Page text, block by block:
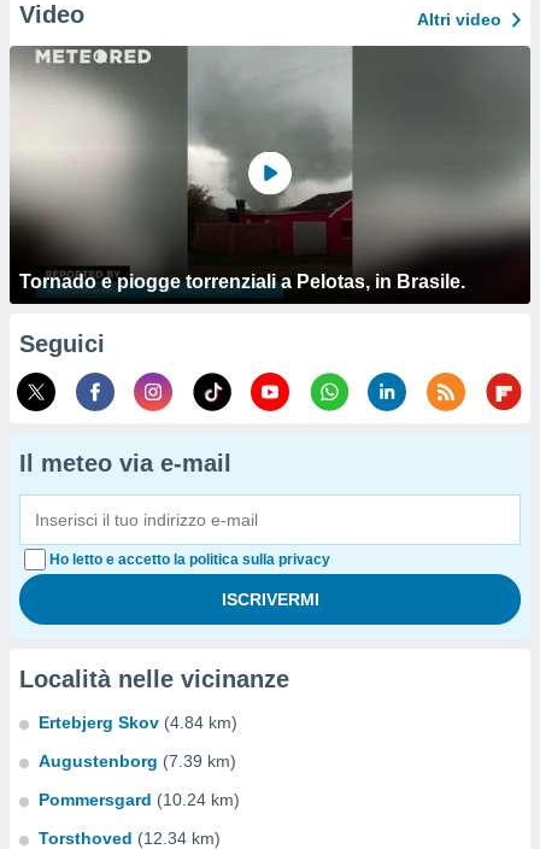
Video Altri video
Tornado e piogge torrenziali a Pelotas, in Brasile.
Seguici
Il meteo via e-mail
Ho letto e accetto la politica sulla privacy
Località nelle vicinanze
Ertebjerg Skov (4.84 km)
Augustenborg (7.39 km)
Pommersgard (10.24 km)
Torsthoved (12.34 km)